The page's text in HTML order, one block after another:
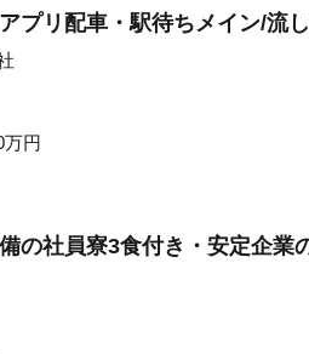
プリ配車・駅待ちメイン/流
万円
の社員寮3食付き・安定企業